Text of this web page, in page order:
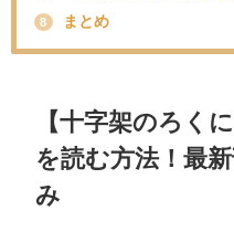
8 まとめ
【十字架のろく
を読む方法！最
み